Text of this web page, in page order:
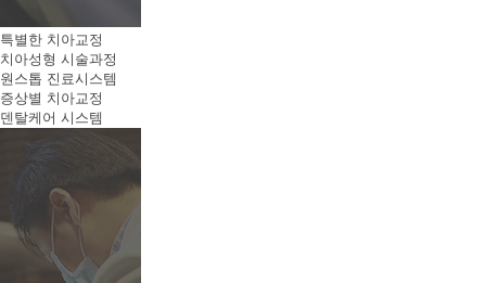
특별한 치아교정
치아성형 시술과정
원스톱 진료시스템
증상별 치아교정
덴탈케어 시스템